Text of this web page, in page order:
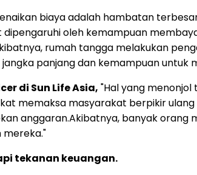
biaya adalah hambatan
oleh kemampuan
rumah tangga melakukan
panjang dan kemampuan untuk
di Sun Life Asia, "Hal yang
memaksa masyarakat berpikir
anggaran.Akibatnya, banyak orang
mereka."
tekanan keuangan.